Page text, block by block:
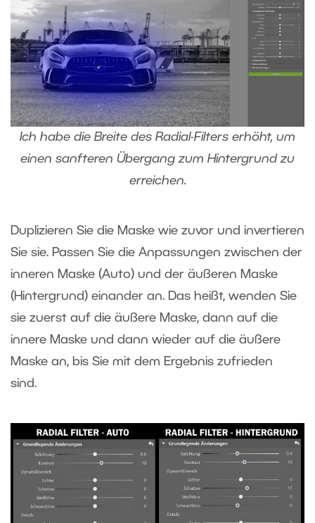
Ich habe die Breite des Radial-Filters erhöht, um
einen sanfteren Übergang zum Hintergrund zu
erreichen.
Duplizieren Sie die Maske wie zuvor und invertieren
Sie sie. Passen Sie die Anpassungen zwischen der
inneren Maske (Auto) und der äußeren Maske
(Hintergrund) einander an. Das heißt, wenden Sie
sie zuerst auf die äußere Maske, dann auf die
innere Maske und dann wieder auf die äußere
Maske an, bis Sie mit dem Ergebnis zufrieden
sind.